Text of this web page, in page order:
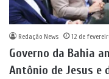
Redação News 12 de
Governo da Bahia
Antônio de Jesus e